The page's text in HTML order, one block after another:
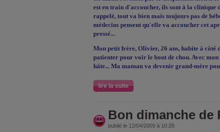
est en train d'accoucher, ils sont à la clinique
rappelé, tout va bien mais toujours pas de
médecins pensent qu'elle va accoucher cet
pressé...
Mon petit frère, Olivier, 26 ans, habite à côté
patienter pour voir le bout de chou. Avec
hâte... Ma maman va devenir grand-mère
lire la suite
Bon dimanche de
publié le 12/04/2009 à 10:28